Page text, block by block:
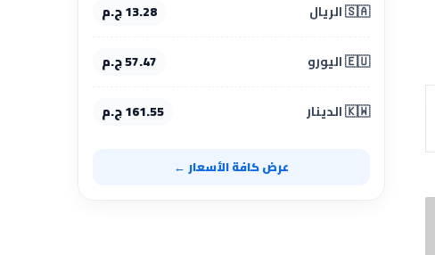
🇸🇦 الريال 13.28 ج.م
🇪🇺 اليورو 57.47 ج.م
🇰🇼 الدينار 161.55 ج.م
عرض كافة الأسعار ←